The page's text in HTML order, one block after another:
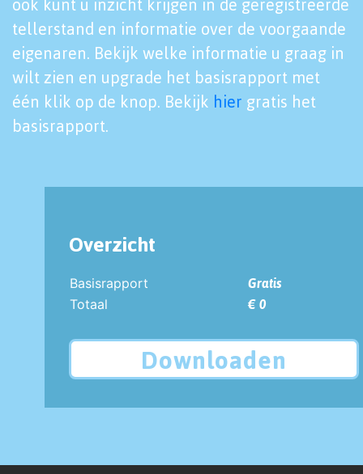
ook kunt u inzicht krijgen in de geregistreerde
tellerstand en informatie over de voorgaande
eigenaren. Bekijk welke informatie u graag in
wilt zien en upgrade het basisrapport met
één klik op de knop. Bekijk hier gratis het
basisrapport.
Overzicht
Basisrapport
Gratis
Totaal
€ 0
Downloaden